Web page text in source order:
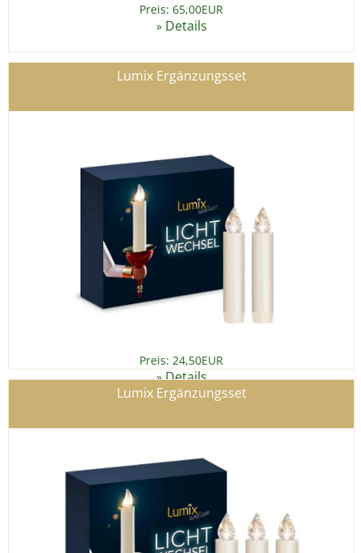
Preis: 65,00EUR
» Details
Lumix Ergänzungsset
Preis: 24,50EUR
»Details
Lumix Ergänzungsset